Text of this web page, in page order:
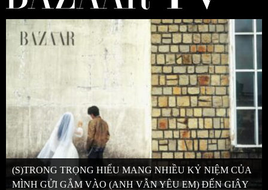
(S)TRONG TRỌNG HIẾU MANG NHIỀU KỶ NIỆM CỦA
MÌNH GỬI GẮM VÀO (ANH VẪN YÊU EM) ĐẾN GIÂY